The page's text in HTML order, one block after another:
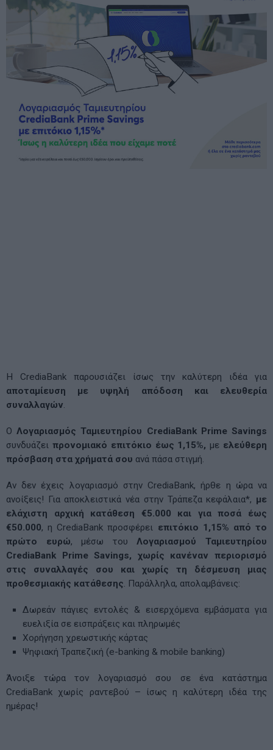
Η CrediaBank παρουσιάζει ίσως την καλύτερη ιδέα για
αποταμίευση με υψηλή απόδοση και ελευθερία
συναλλαγών.
ΟΛογαριασμός Ταμιευτηρίου CrediaBank Prime Savings
συνδυάζει προνομιακό επιτόκιο έως 1,15%, με ελεύθερη
πρόσβαση στα χρήματά σου ανά πάσα στιγμή.
Αν δεν έχεις λογαριασμό στην CrediaBank, ήρθε η ώρα να
ανοίξεις! Για αποκλειστικά νέα στην Τράπεζα κεφάλαια*, με
ελάχιστη αρχική κατάθεση €5.000 και για ποσά έως
€50.000, η CrediaBank προσφέρει επιτόκιο 1,15% από το
πρώτο ευρώ, μέσω τουΛογαριασμού Ταμιευτηρίου
CrediaBank
Prime Savings,
χωρίς κανέναν περιορισμό
στις συναλλαγές σου και χωρίς τη δέσμευση μιας
προθεσμιακής κατάθεσης. Παράλληλα, απολαμβάνεις:
Δωρεάν πάγιες εντολές & εισερχόμενα εμβάσματα για
ευελιξία σε εισπράξεις και πληρωμές
Χορήγηση χρεωστικής κάρτας
Ψηφιακή Τραπεζική (e-banking & mobile banking)
Άνοιξε τώρα τον λογαριασμό σου σε ένα κατάστημα
CrediaBank χωρίς ραντεβού – ίσως η καλύτερη ιδέα της
ημέρας!